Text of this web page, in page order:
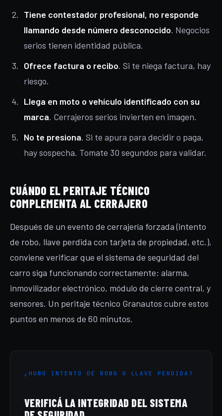
Tiene contestador profesional, no responde
llamando desde número desconocido. Negocios
serios tienen identidad pública.
Ofrece factura o recibo. Si te niega factura, hay
riesgo.
Llega en moto o vehículo identificado con su
marca. Cerrajeros serios invierten en imagen.
No te presiona. Si te apura para decidir o paga,
hay sospecha. Tomate 30 segundos para validar.
CUÁNDO EL PERITAJE TÉCNICO
COMPLEMENTA AL CERRAJERO
Después de un evento de cerrajería forzada (intento
de robo, llave perdida con tarjeta de propiedad, etc.),
conviene verificar que el sistema de seguridad del
carro siga funcionando correctamente: alarma,
inmovilizador electrónico, módulo de cierre central, y
sensores. Un peritaje técnico Granautos cubre estos
puntos en menos de 60 minutos.
¿HUBO INTENTO DE ROBO O LLAVE PERDIDA?
VERIFICÁ LA INTEGRIDAD DEL SISTEMA